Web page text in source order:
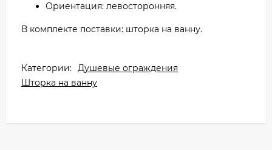
Ориентация: левосторонняя.
В комплекте поставки: шторка на ванну.
Категории: Душевые ограждения
Шторка на ванну